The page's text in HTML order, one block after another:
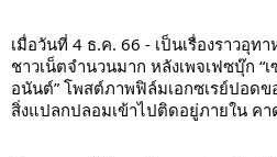
เมื่อวันที่ 4 ธ.ค. 66 - เป็นเรื่องราวอุ
ชาวเน็ตจำนวนมาก หลังเพจเฟซบุ๊ก
อนันต์” โพสต์ภาพฟิล์มเอกซเรย์ปอด
สิ่งแปลกปลอมเข้าไปติดอยู่ภายใน ค